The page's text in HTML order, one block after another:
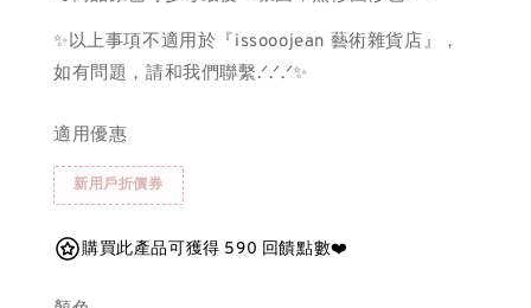
✨以上事項不適用於『issooojean 藝術雜貨店』，
如有問題，請和我們聯繫.ᐟ.ᐟ.ᐟ✨
適用優惠
新用戶折價券
購買此產品可獲得 590 回饋點數❤️